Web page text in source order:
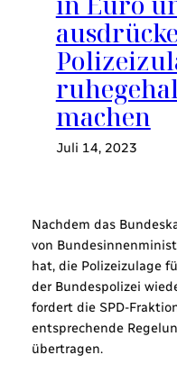
machen
Juli 14, 2023
Nachdem das
von
hat, die Polizeizulage
der Bundespolizei
fordert die SPD-
entsprechende
übertragen.